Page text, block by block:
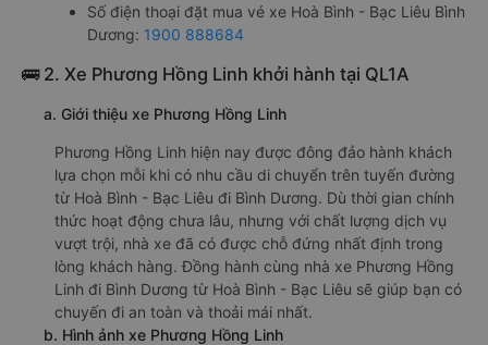
Số điện thoại đặt mua vé xe Hoà Bình - Bạc Liêu Bình
Dương: 1900 888684
🚌 2. Xe Phương Hồng Linh khởi hành tại QL1A
a. Giới thiệu xe Phương Hồng Linh
Phương Hồng Linh hiện nay được đông đảo hành khách
lựa chọn mỗi khi có nhu cầu di chuyển trên tuyến đường
từ Hoà Bình - Bạc Liêu đi Bình Dương. Dù thời gian chính
thức hoạt động chưa lâu, nhưng với chất lượng dịch vụ
vượt trội, nhà xe đã có được chỗ đứng nhất định trong
lòng khách hàng. Đồng hành cùng nhà xe Phương Hồng
Linh đi Bình Dương từ Hoà Bình - Bạc Liêu sẽ giúp bạn có
chuyến đi an toàn và thoải mái nhất.
b. Hình ảnh xe Phương Hồng Linh